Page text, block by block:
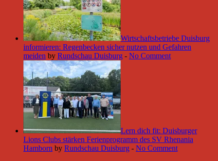
Wirtschaftsbetriebe Duisburg
informieren: Regenbecken sicher nutzen und Gefahren
meiden by Rundschau Duisburg - No Comment
Lern dich fit: Duisburger
Lions Clubs stärken Ferienprogramm des SV Rhenania
Hamborn by Rundschau Duisburg - No Comment